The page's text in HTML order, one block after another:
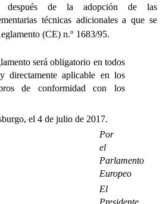
después de la adopción de las
técnicas adicionales a que se
(CE) n.o 1683/95.
será obligatorio en todos
directamente aplicable en los
de conformidad con los
el 4 de julio de 2017.
Por
el
Parlamento
Europeo
El
Presidente